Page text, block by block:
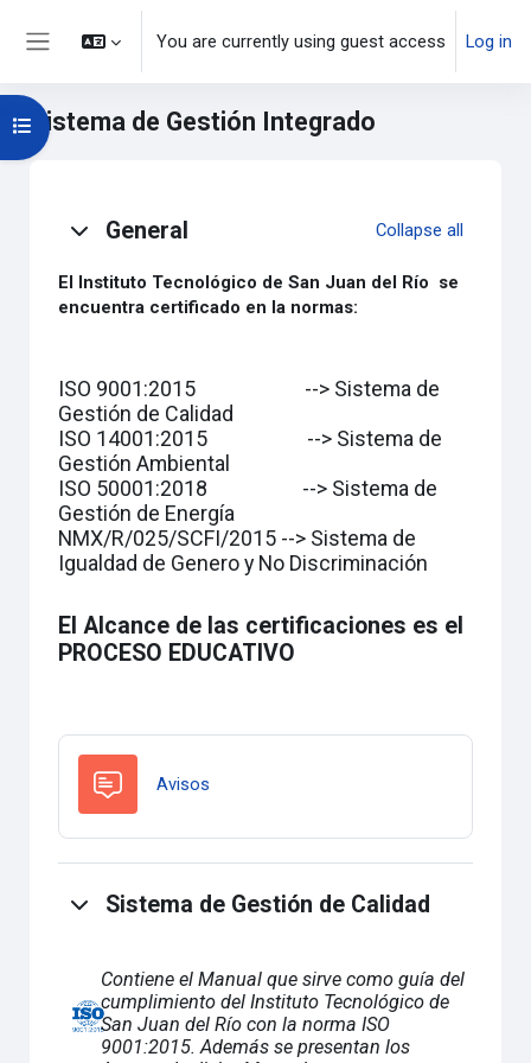
Skip to main content
You are currently using guest access Log in
Sistema de Gestión Integrado
Open course index
General Collapse all
El Instituto Tecnológico de San Juan del Río se
encuentra certificado en la normas:
ISO 9001:2015 --> Sistema de
Gestión de Calidad
ISO 14001:2015 --> Sistema de
Gestión Ambiental
ISO 50001:2018 --> Sistema de
Gestión de Energía
NMX/R/025/SCFI/2015 --> Sistema de
Igualdad de Genero y No Discriminación
El Alcance de las certificaciones es el
PROCESO EDUCATIVO
Avisos
Sistema de Gestión de Calidad
Contiene el Manual que sirve como guía del
cumplimiento del Instituto Tecnológico de
San Juan del Río con la norma ISO
9001:2015. Además se presentan los